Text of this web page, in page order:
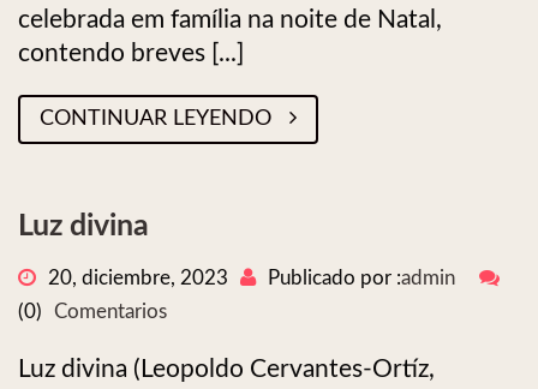
celebrada em família na noite de Natal,
contendo breves [...]
CONTINUAR LEYENDO
Luz divina
20, diciembre, 2023 Publicado por :admin
(0)
Comentarios
Luz divina (Leopoldo Cervantes-Ortíz,